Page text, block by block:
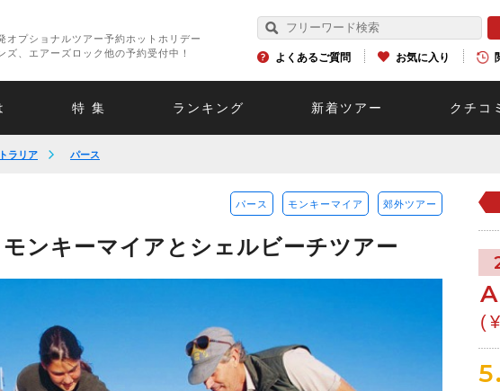
オプショナルツアー予約ホットホリデー
ズ、エアーズロック他の予約受付中！
よくあるご質問 お気に入り
特 集 ランキング 新着ツアー クチコ
ラリア パース
パース モンキーマイア 郊外ツアー
ンキーマイアとシェルビーチツアー